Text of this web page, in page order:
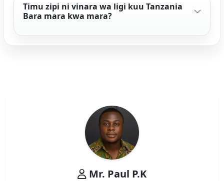
Timu zipi ni vinara wa ligi kuu Tanzania
Bara mara kwa mara?
Mr. Paul P.K